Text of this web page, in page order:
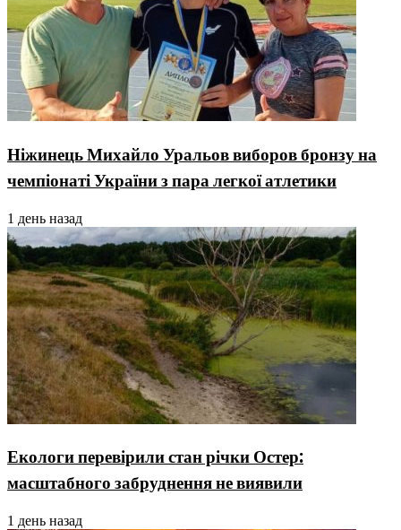
Ніжинець Михайло Уральов виборов бронзу на
чемпіонаті України з пара легкої атлетики
1 день назад
Екологи перевірили стан річки Остер:
масштабного забруднення не виявили
1 день назад